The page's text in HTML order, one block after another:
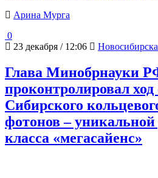
Арина Мурга
0
23 декабря / 12:06
Глава Минобрнауки
проконтролировал ход
Сибирского
фотонов – уникальной
класса «мегасайенс»